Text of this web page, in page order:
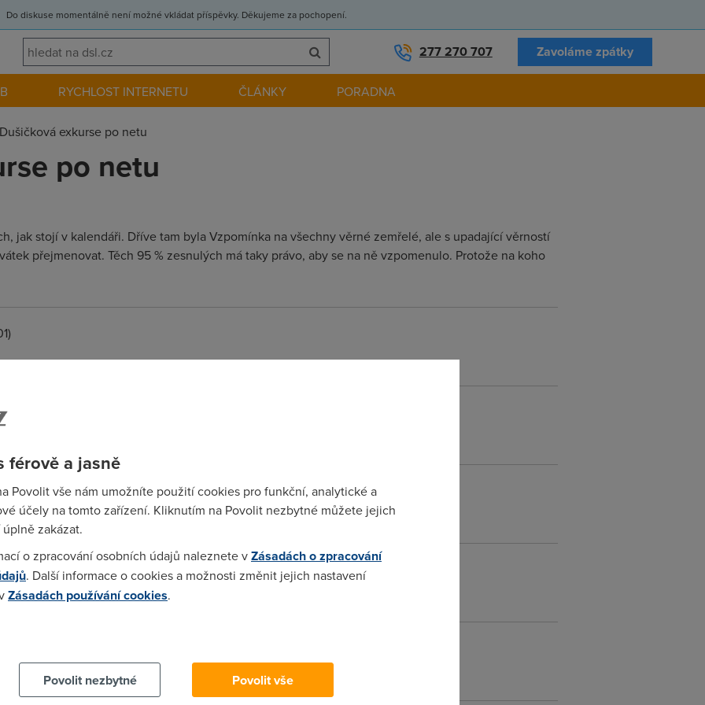
Do diskuse momentálně není možné vkládat příspěvky. Děkujeme za pochopení.
277 270 707 Zavoláme zpátky
RYCHLOST INTERNETU ČLÁNKY PORADNA
Dušičková exkurse po netu
po netu
jak stojí v kalendáři. Dříve tam byla Vzpomínka na všechny věrné zemřelé, ale s upadající věrností
přejmenovat. Těch 95 % zesnulých má taky právo, aby se na ně vzpomenulo. Protože na koho
nejdřív sem si myslel že si dělaj prdel.....
tak proč toho nevyužít ;-))
seriousi.sadislave, precti si Bravicko, ju?
legraci a nadsázce, že?
férově a jasně
Povolit vše nám umožníte použití cookies pro funkční, analytické a
účely na tomto zařízení. Kliknutím na Povolit nezbytné můžete jejich
zakázat.
o zpracování osobních údajů naleznete vZásadách o zpracování
. Další informace o cookies a možnosti změnit jejich nastavení
Zásadách používání cookies.
Povolit nezbytné
Povolit vše